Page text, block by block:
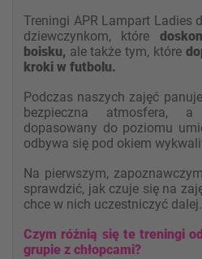
Treningi APR Lampart Ladies
dziewczynkom, które
boisku, ale także tym, które
kroki w futbolu.
Podczas naszych zajęć
bezpieczna atmosfera,
dopasowany do poziomu
odbywa się pod okiem
Na pierwszym,
sprawdzić, jak czuje się na
chce w nich uczestniczyć dalej.
Czym różnią się te treningi
grupie z chłopcami?